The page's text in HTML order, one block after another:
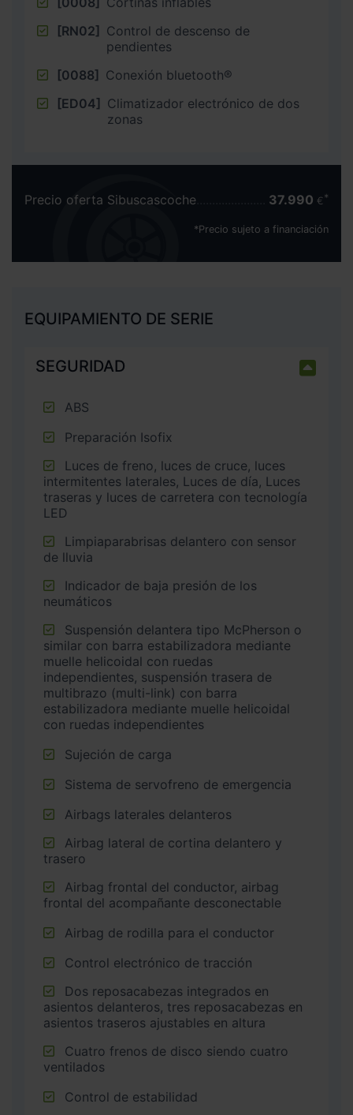
[RN02] Control de descenso de
pendientes
[0088] Conexión bluetooth®
[ED04] Climatizador electrónico de dos
zonas
Precio oferta Sibuscascoche 37.990 €
*Precio sujeto a financiación
EQUIPAMIENTO DE SERIE
SEGURIDAD
ABS
Preparación Isofix
intermitentes laterales, Luces de día, Luces
traseras y luces de carretera con tecnología
LED
de lluvia
neumáticos
similar con barra estabilizadora mediante
muelle helicoidal con ruedas
independientes, suspensión trasera de
multibrazo (multi-link) con barra
estabilizadora mediante muelle helicoidal
con ruedas independientes
Sujeción de carga
Sistema de servofreno de emergencia
Airbags laterales delanteros
trasero
frontal del acompañante desconectable
Airbag de rodilla para el conductor
Control electrónico de tracción
asientos delanteros, tres reposacabezas en
asientos traseros ajustables en altura
ventilados
Control de estabilidad